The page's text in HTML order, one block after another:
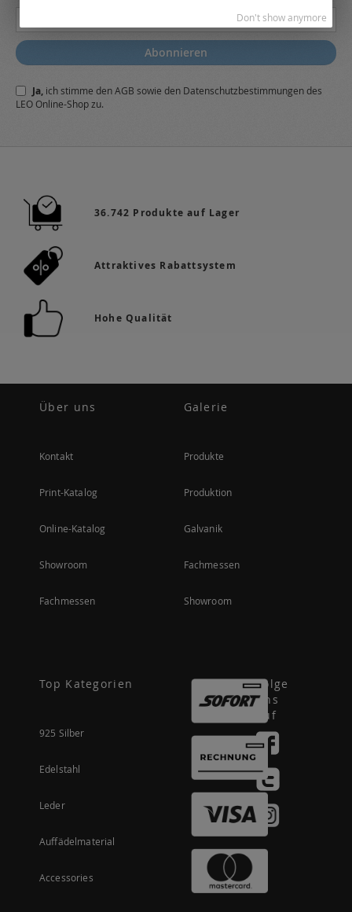
Sie
sich
für
Newsletter
a:
Abonnieren
Ja, ich stimme denAGB sowie den Datenschutzbestimmungendes
LEO Online-Shop zu.
36.742 Produkte auf Lager
Attraktives Rabattsystem
Hohe Qualität
Über uns
Kontakt
Print-Katalog
Online-Katalog
Showroom
Fachmessen
Galerie
Produkte
Produktion
Galvanik
Fachmessen
Showroom
Top Kategorien
925 Silber
Edelstahl
Leder
Auffädelmaterial
Accessories
Folge
uns
auf
Don't show anymore